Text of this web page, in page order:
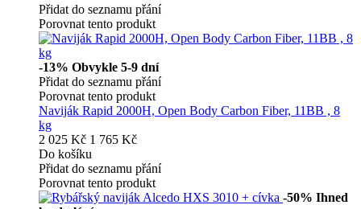
Přidat do seznamu přání
Porovnat tento produkt
-13% Obvykle 5-9 dní
Přidat do seznamu přání
Porovnat tento produkt
Naviják Rapid 2000H, Open Body Carbon Fiber, 11BB , 8
kg
2 025 Kč 1 765 Kč
Do košíku
Přidat do seznamu přání
Porovnat tento produkt
-50% Ihned